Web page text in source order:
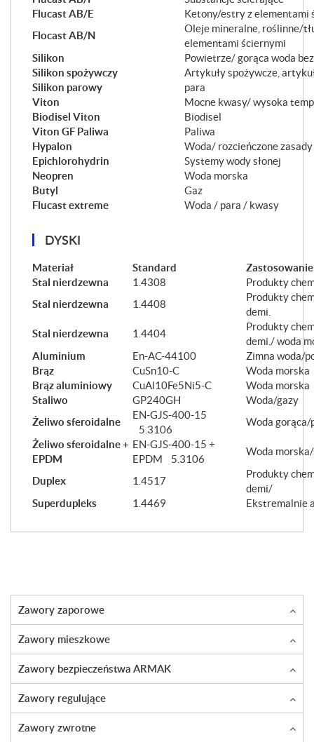
Flucast AB/E
Ketony/estry z elementami
Flocast AB/N
Oleje mineralne, roślinne/
elementami ściernymi
Silikon
Powietrze/ gorąca woda
Silikon spożywczy
Artykuły spożywcze,
Silikon parowy
para
Viton
Mocne kwasy/ wysoka
Biodisel Viton
Biodisel
Viton GF Paliwa
Paliwa
Hypalon
Woda/ rozcieńczone
Epichlorohydrin
Systemy wody słonej
Neopren
Woda morska
Butyl
Gaz
Flucast extreme
Woda / para / kwasy
DYSKI
Materiał Standard
Zastosowanie
Stal nierdzewna
1.4308
Produkty
Stal nierdzewna
1.4408
Produkty
demi.
Stal nierdzewna
1.4404
Produkty
demi./ woda
Aluminium
En-AC-44100
Zimna woda/
Brąz
CuSn10-C
Woda morska
Brąz aluminiowy
CuAl10Fe5Ni5-C
Woda morska
Staliwo
GP240GH
Woda/gazy
Żeliwo sferoidalne
EN-GJS-400-15
5.3106
Woda
Żeliwo sferoidalne +
EPDM
EN-GJS-400-15 +
EPDM 5.3106
Woda
Duplex 1.4517
Produkty
demi/
Superdupleks
1.4469 Ekstremalnie
Zawory zaporowe
Zawory mieszkowe
Zawory bezpieczeństwa ARMAK
Zawory regulujące
Zawory zwrotne